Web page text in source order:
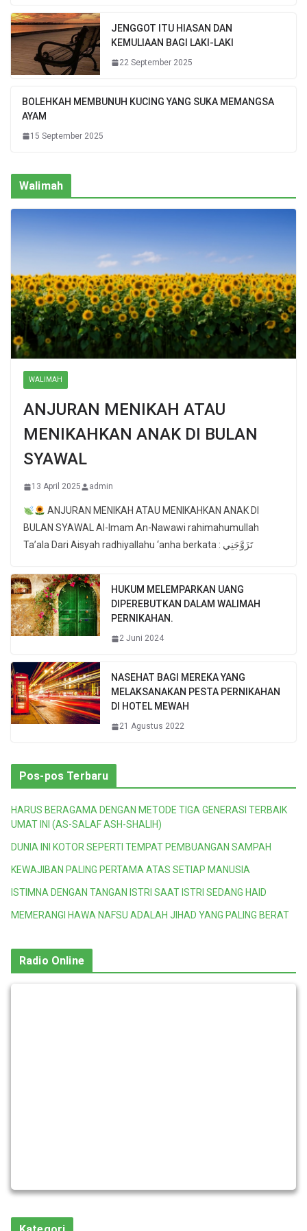
JENGGOT ITU HIASAN DAN
KEMULIAAN BAGI LAKI-LAKI
22 September 2025
BOLEHKAH MEMBUNUH KUCING YANG SUKA MEMANGSA
AYAM
15 September 2025
Walimah
WALIMAH
ANJURAN MENIKAH ATAU
MENIKAHKAN ANAK DI BULAN
SYAWAL
13 April 2025 admin
ANJURAN MENIKAH ATAU MENIKAHKAN ANAK DI
BULAN SYAWAL Al-Imam An-Nawawi rahimahumullah
Ta’ala Dari Aisyah radhiyallahu ‘anha berkata : تَزَوَّجَنِي
HUKUM MELEMPARKAN UANG
DIPEREBUTKAN DALAM WALIMAH
PERNIKAHAN.
2 Juni 2024
NASEHAT BAGI MEREKA YANG
MELAKSANAKAN PESTA PERNIKAHAN
DI HOTEL MEWAH
21 Agustus 2022
Pos-pos Terbaru
HARUS BERAGAMA DENGAN METODE TIGA GENERASI TERBAIK
UMAT INI (AS-SALAF ASH-SHALIH)
DUNIA INI KOTOR SEPERTI TEMPAT PEMBUANGAN SAMPAH
KEWAJIBAN PALING PERTAMA ATAS SETIAP MANUSIA
ISTIMNA DENGAN TANGAN ISTRI SAAT ISTRI SEDANG HAID
MEMERANGI HAWA NAFSU ADALAH JIHAD YANG PALING BERAT
Radio Online